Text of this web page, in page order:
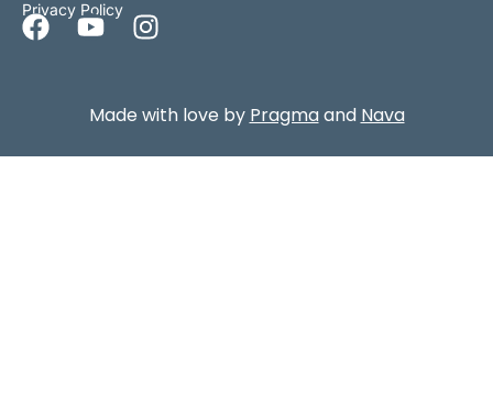
Privacy Policy
Made with love by Pragmaand Nava